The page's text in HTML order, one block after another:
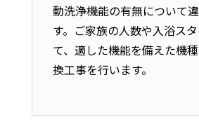
動洗浄機能の有無について
す。ご家族の人数や入浴ス
て、適した機能を備えた機
換工事を行います。